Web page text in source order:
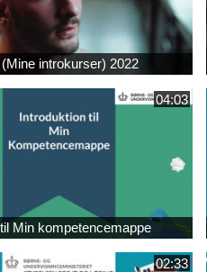
introkurser) 2022
04:03
Min kompetencemappe
02:33